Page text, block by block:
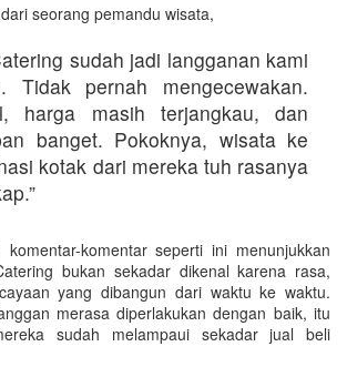
seorang pemandu wisata,
sudah jadi langganan kami
Tidak pernah mengecewakan.
harga masih terjangkau, dan
banget. Pokoknya, wisata ke
kotak dari mereka tuh rasanya
komentar seperti ini menunjukkan
bukan sekadar dikenal karena rasa,
yang dibangun dari waktu ke waktu.
merasa diperlakukan dengan baik, itu
sudah melampaui sekadar jual beli